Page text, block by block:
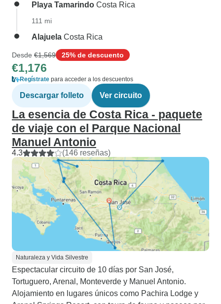
Playa Tamarindo Costa Rica
111 mi
Alajuela Costa Rica
Desde €1,569 25% de descuento
€1,176
Regístrate para acceder a los descuentos
Descargar folleto Ver circuito
La esencia de Costa Rica - paquete
de viaje con el Parque Nacional
Manuel Antonio
4.3 (146 reseñas)
Naturaleza y Vida Silvestre
Espectacular circuito de 10 días por San José,
Tortuguero, Arenal, Monteverde y Manuel Antonio.
Alojamiento en lugares únicos como Pachira Lodge y